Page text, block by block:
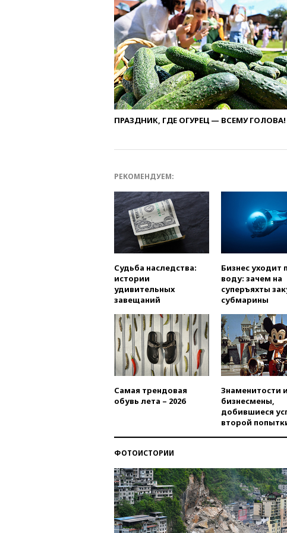
ПРАЗДНИК, ГДЕ ОГУРЕЦ — ВСЕМУ ГОЛОВА!
РЕКОМЕНДУЕМ:
Судьба наследства:
истории
удивительных
завещаний
Бизнес уходит
воду: зачем на
суперъяхты
субмарины
Самая трендовая
обувь лета – 2026
Знаменитости и
бизнесмены,
добившиеся
второй
ФОТОИСТОРИИ